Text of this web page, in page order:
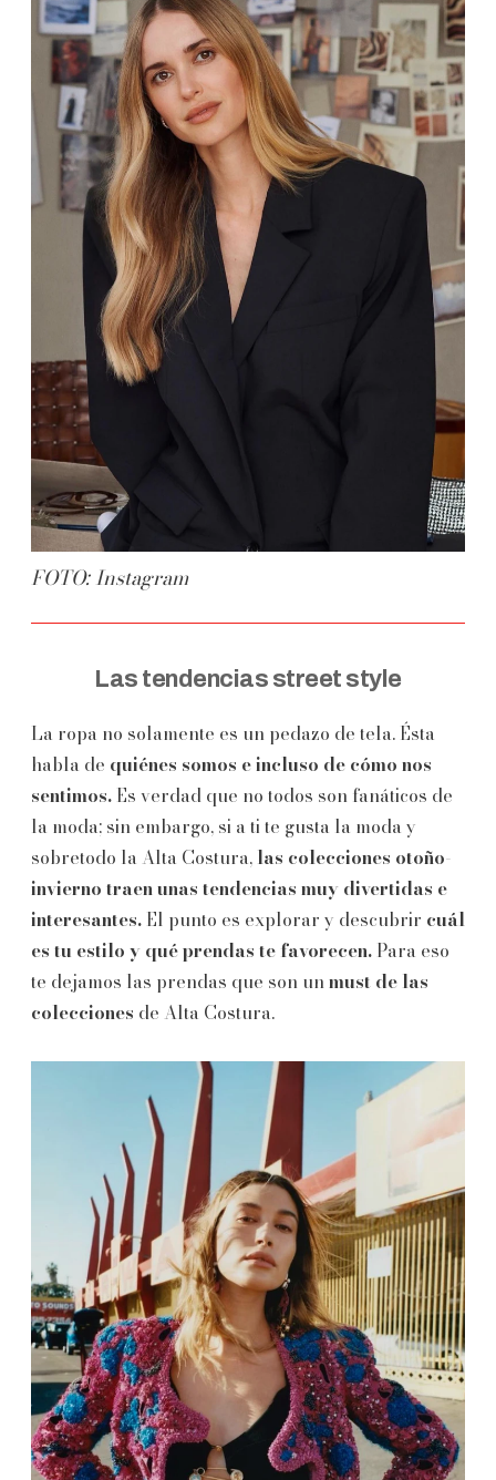
FOTO: Instagram
Las tendencias street style
La ropa no solamente es un pedazo de tela. Ésta
habla de quiénes somos e incluso de cómo nos
sentimos. Es verdad que no todos son fanáticos de
la moda; sin embargo, si a ti te gusta la moda y
sobretodo la Alta Costura, las colecciones otoño-
invierno traen unas tendencias muy divertidas e
interesantes. El punto es explorar y descubrir cuál
es tu estilo y qué prendas te favorecen. Para eso
te dejamos las prendas que son unmust de las
colecciones de Alta Costura.